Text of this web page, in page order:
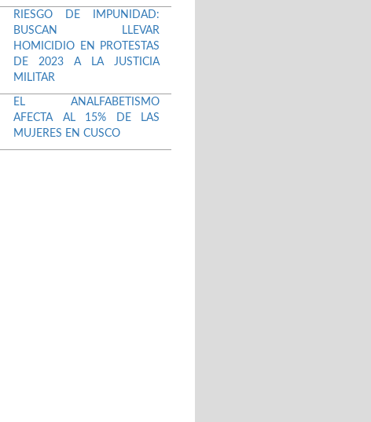
RIESGO DE IMPUNIDAD:
BUSCAN LLEVAR
HOMICIDIO EN PROTESTAS
DE 2023 A LA JUSTICIA
MILITAR
EL ANALFABETISMO
AFECTA AL 15% DE LAS
MUJERES EN CUSCO